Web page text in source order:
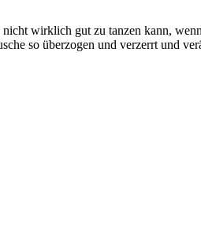
wirklich gut zu tanzen kann,
so überzogen und verzerrt und